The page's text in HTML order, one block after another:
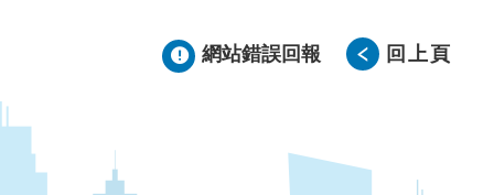
網站錯誤回報 回上頁